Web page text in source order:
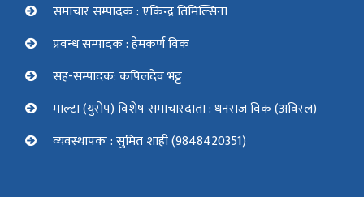
समाचार सम्पादक : एकिन्द्र तिमिल्सिना
प्रवन्ध सम्पादक : हेमकर्ण विक
सह-सम्पादक: कपिलदेव भट्ट
माल्टा (युरोप) विशेष समाचारदाता : धनराज विक (अविरल)
व्यवस्थापकः : सुमित शाही (9848420351)